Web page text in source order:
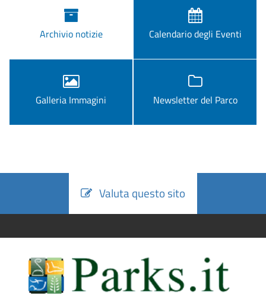
Archivio notizie Calendario degli Eventi
Galleria Immagini Newsletter del Parco
Valuta questo sito